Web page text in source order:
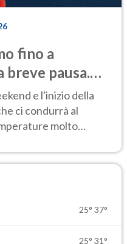
fino a
breve pausa.
e l'inizio della
ci condurrà al
molto
25° 37°
25° 31°